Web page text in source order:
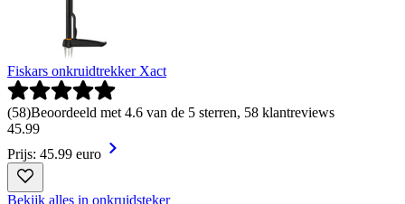
Fiskars onkruidtrekker Xact
(58)Beoordeeld met 4.6 van de 5 sterren, 58 klantreviews
45.99
Prijs: 45.99 euro
Bekijk alles in onkruidsteker